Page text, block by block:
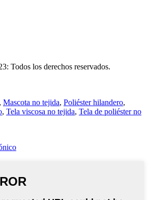
Todos los derechos reservados.
, Mascota no tejida, Poliéster hilandero,
, Tela viscosa no tejida, Tela de poliéster no